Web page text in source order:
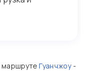
маршрутеГуанчжоу-